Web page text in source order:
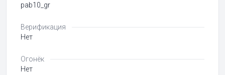
pab10_gr
Верификация
Нет
Огонёк
Нет